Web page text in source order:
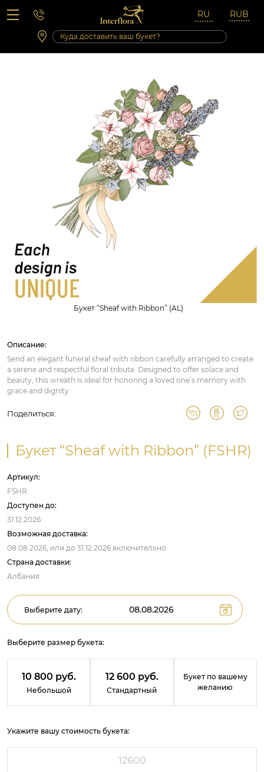
Вопросы-ответы
Сб 10:00 ‐ 14:00
Выходные и праздничные дни
Букет “Sheaf with Ribbon” (AL)
Описание:
Send an elegant funeral sheaf with ribbon carefully arranged to create
a serene and respectful floral tribute. Designed to offer solace and
beauty, this wreath is ideal for honoring a loved one’s memory with
grace and dignity.
Поделиться:
Букет “Sheaf with Ribbon” (FSHR)
Артикул:
FSHR
Доступен до:
31.12.2026
Возможная доставка:
08.08.2026, или до 31.12.2026 включительно
Страна доставки:
Албания
Выберите дату:
Выберите размер букета:
10 800 руб.
Небольшой
12 600 руб.
Стандартный
Букет по вашему
желанию
Укажите вашу стоимость букета: